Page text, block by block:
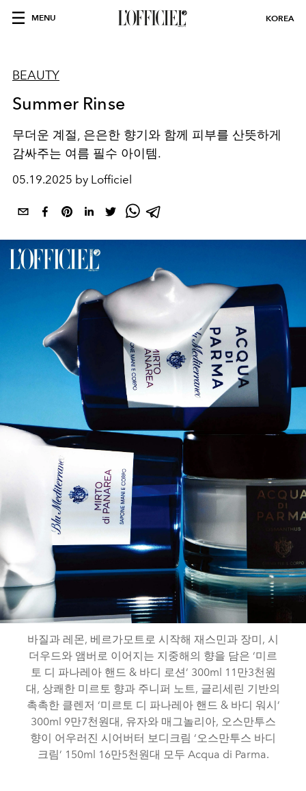
MENU KOREA
BEAUTY
Summer Rinse
무더운 계절, 은은한 향기와 함께 피부를 산뜻하게
감싸주는 여름 필수 아이템.
05.19.2025 by Lofficiel
바질과 레몬, 베르가모트로 시작해 재스민과 장미, 시
더우드와 앰버로 이어지는 지중해의 향을 담은 ‘미르
토 디 파나레아 핸드 & 바디 로션’ 300ml 11만3천원
대, 상쾌한 미르토 향과 주니퍼 노트, 글리세린 기반의
촉촉한 클렌저 ‘미르토 디 파나레아 핸드 & 바디 워시’
300ml 9만7천원대, 유자와 매그놀리아, 오스만투스
향이 어우러진 시어버터 보디크림 ‘오스만투스 바디
크림’ 150ml 16만5천원대 모두 Acqua di Parma.